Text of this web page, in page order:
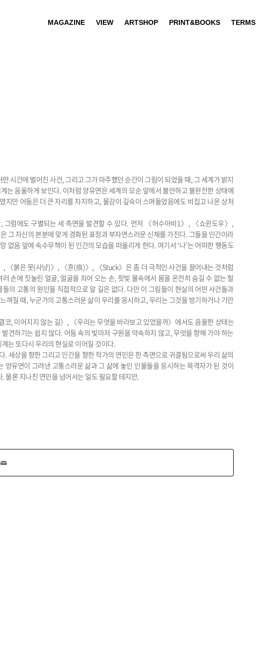
MAGAZINE VIEW ARTSHOP PRINT&BOOKS TERMS
시간에 벌어진 사건, 그리고 그가 마주했던 순간이 그림이 되었을 때, 그 세계가 밝지
는 음울하게 보인다. 이처럼 양유연은 세계의 모순 앞에서 불안하고 불완전한 상태에
만 어둠은 더 큰 자리를 차지하고, 물감이 깊숙이 스며들었음에도 비집고 나온 상처
럼에도 구별되는 세 측면을 발견할 수 있다. 먼저 〈허수아비1〉, 〈쇼윈도우〉,
그 자신의 본분에 맞게 경화된 표정과 부자연스러운 신체를 가진다. 그들을 인간이라
음 앞에 속수무책이 된 인간의 모습을 떠올리게 한다. 여기서 ‘나’는 어떠한 행동도
〈붉은 못(사냥)〉, 〈흔(痕)〉, 〈Stuck〉은 좀 더 극적인 사건을 끌어내는 것처럼
손에 짓눌린 얼굴, 얼굴을 죄어 오는 손, 핏빛 물속에서 몸을 온전히 숨길 수 없는 헐
의 고통의 원인을 직접적으로 알 길은 없다. 다만 이 그림들이 현실의 어떤 사건들과
질 때, 누군가의 고통스러운 삶이 우리를 응시하고, 우리는 그것을 방기하거나 기만
, 이어지지 않는 길〉, 〈우리는 무엇을 바라보고 있었을까〉에서도 음울한 상태는
견하기는 쉽지 않다. 어둠 속의 빛마저 구원을 약속하지 않고, 무엇을 향해 가야 하는
는 또다시 우리의 현실로 이어질 것이다.
세상을 향한 그리고 인간을 향한 작가의 연민은 한 측면으로 귀결됨으로써 우리 삶의
유연이 그려낸 고통스러운 삶과 그 삶에 놓인 인물들을 응시하는 목격자가 된 것이
물론 지나친 연민을 넘어서는 일도 필요할 테지만.